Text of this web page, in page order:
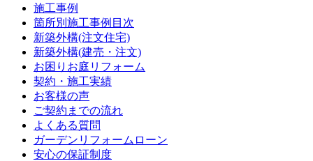
施工事例
箇所別施工事例目次
新築外構(注文住宅)
新築外構(建売・注文)
お困りお庭リフォーム
契約・施工実績
お客様の声
ご契約までの流れ
よくある質問
ガーデンリフォームローン
安心の保証制度